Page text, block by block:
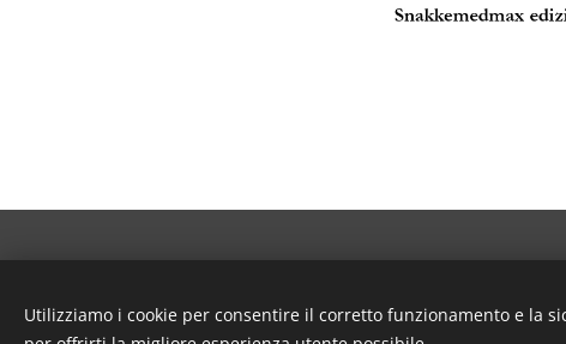
Cookies
Utilizziamo i cookie per consentire il corretto funzionamento e la